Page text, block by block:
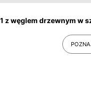
z węglem drzewnym w